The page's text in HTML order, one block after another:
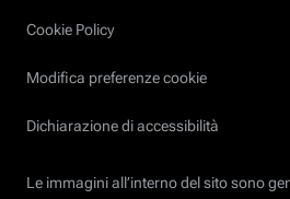
Cookie Policy
Modifica preferenze cookie
Dichiarazione di accessibilità
Le immagini all’interno del sito sono